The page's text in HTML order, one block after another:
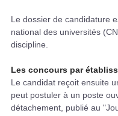
Le dossier de candidature
national des universités
discipline.
Les concours par
Le candidat reçoit ensuite
peut postuler à un poste
détachement, publié au